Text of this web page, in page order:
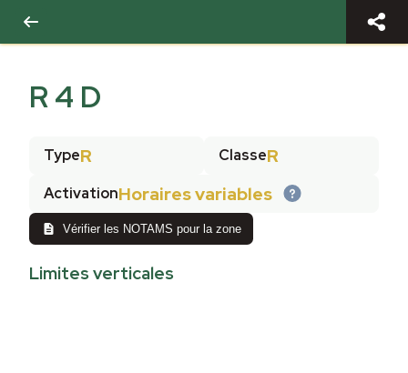
R 4 D
TypeR ClasseR
ActivationHoraires variables
Vérifier les NOTAMS pour la zone
Limites verticales